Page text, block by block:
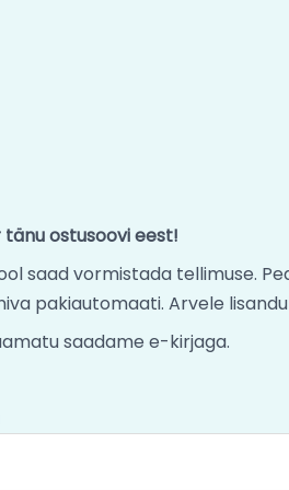
tänu ostusoovi eest!
saad vormistada tellimuse.
pakiautomaati. Arvele
saadame e-kirjaga.